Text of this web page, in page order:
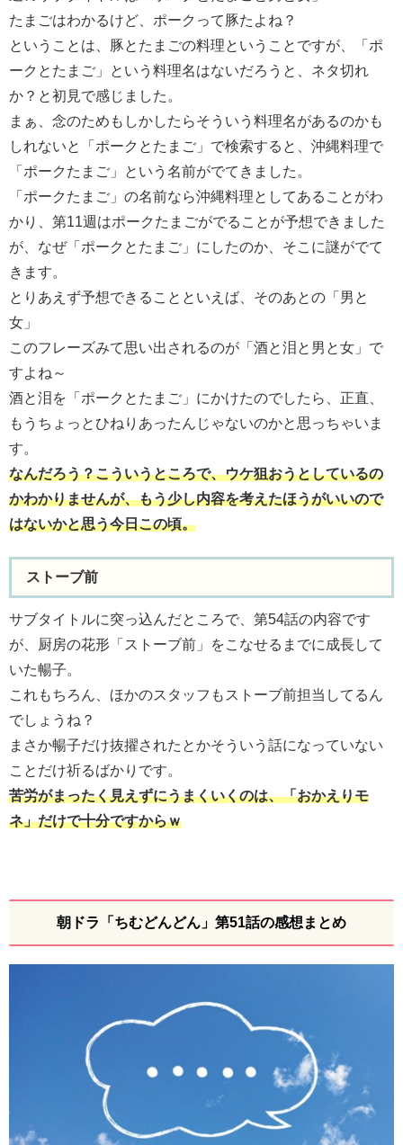
たまごはわかるけど、ポークって豚たよね？
ということは、豚とたまごの料理ということですが、「ポ
ークとたまご」という料理名はないだろうと、ネタ切れ
か？と初見で感じました。
まぁ、念のためもしかしたらそういう料理名があるのかも
しれないと「ポークとたまご」で検索すると、沖縄料理で
「ポークたまご」という名前がでてきました。
「ポークたまご」の名前なら沖縄料理としてあることがわ
かり、第11週はポークたまごがでることが予想できました
が、なぜ「ポークとたまご」にしたのか、そこに謎がでて
きます。
とりあえず予想できることといえば、そのあとの「男と
女」
このフレーズみて思い出されるのが「酒と泪と男と女」で
すよね～
酒と泪を「ポークとたまご」にかけたのでしたら、正直、
もうちょっとひねりあったんじゃないのかと思っちゃいま
す。
なんだろう？こういうところで、ウケ狙おうとしているの
かわかりませんが、もう少し内容を考えたほうがいいので
はないかと思う今日この頃。
ストーブ前
サブタイトルに突っ込んだところで、第54話の内容です
が、厨房の花形「ストーブ前」をこなせるまでに成長して
いた暢子。
これもちろん、ほかのスタッフもストーブ前担当してるん
でしょうね？
まさか暢子だけ抜擢されたとかそういう話になっていない
ことだけ祈るばかりです。
苦労がまったく見えずにうまくいくのは、「おかえりモ
ネ」だけで十分ですからｗ
朝ドラ「ちむどんどん」第51話の感想まとめ